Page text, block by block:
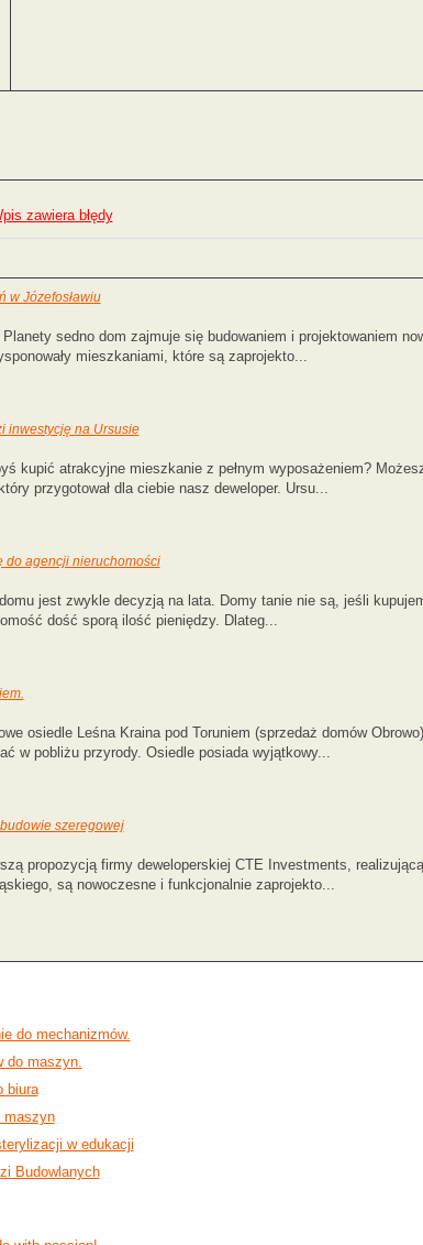
zawiera błędy
w Józefosławiu
Planety sedno dom zajmuje się budowaniem i projektowaniem
mieszkaniami, które są zaprojekto...
inwestycję na Ursusie
kupić atrakcyjne mieszkanie z pełnym wyposażeniem?
przygotował dla ciebie nasz deweloper. Ursu...
do agencji nieruchomości
jest zwykle decyzją na lata. Domy tanie nie są, jeśli
dość sporą ilość pieniędzy. Dlateg...
osiedle Leśna Kraina pod Toruniem (sprzedaż domów
w pobliżu przyrody. Osiedle posiada wyjątkowy...
szeregowej
propozycją firmy deweloperskiej CTE Investments,
są nowoczesne i funkcjonalnie zaprojekto...
do mechanizmów.
do maszyn.
biura
maszyn
w edukacji
Budowlanych